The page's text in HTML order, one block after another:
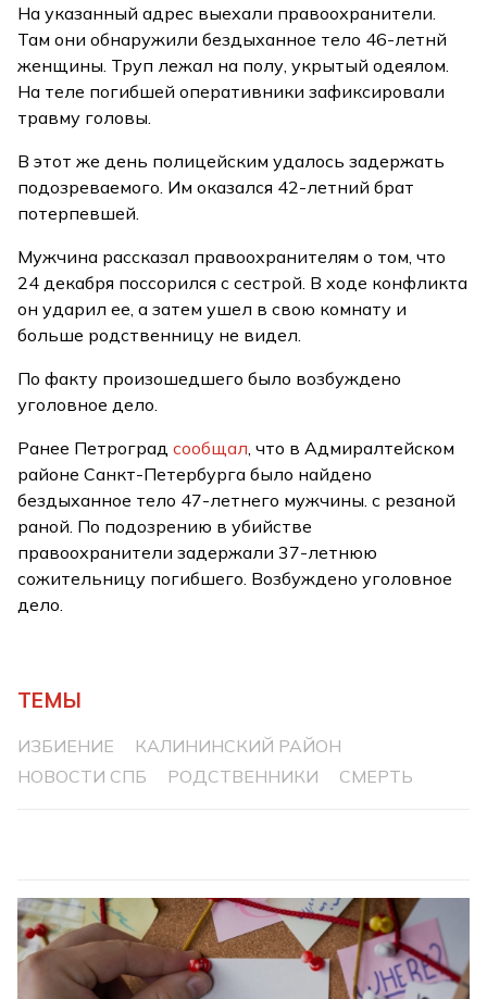
На указанный адрес выехали правоохранители.
Там они обнаружили бездыханное тело 46-летнй
женщины. Труп лежал на полу, укрытый одеялом.
На теле погибшей оперативники зафиксировали
травму головы.
В этот же день полицейским удалось задержать
подозреваемого. Им оказался 42-летний брат
потерпевшей.
Мужчина рассказал правоохранителям о том, что
24 декабря поссорился с сестрой. В ходе конфликта
он ударил ее, а затем ушел в свою комнату и
больше родственницу не видел.
По факту произошедшего было возбуждено
уголовное дело.
Ранее Петроградсообщал , что в Адмиралтейском
районе Санкт-Петербурга было найдено
бездыханное тело 47-летнего мужчины. с резаной
раной. По подозрению в убийстве
правоохранители задержали 37-летнюю
сожительницу погибшего. Возбуждено уголовное
дело.
ТЕМЫ
ИЗБИЕНИЕ
КАЛИНИНСКИЙ РАЙОН
НОВОСТИ СПБ
РОДСТВЕННИКИ СМЕРТЬ